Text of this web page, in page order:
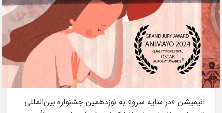
انیمیشن «در سایه سرو» به نوزدهمین جشنواره بین‌المللی